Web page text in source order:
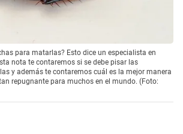
para matarlas? Esto dice un especialista en
nota te contaremos si se debe pisar las
y además te contaremos cuál es la mejor manera
repugnante para muchos en el mundo. (Foto: